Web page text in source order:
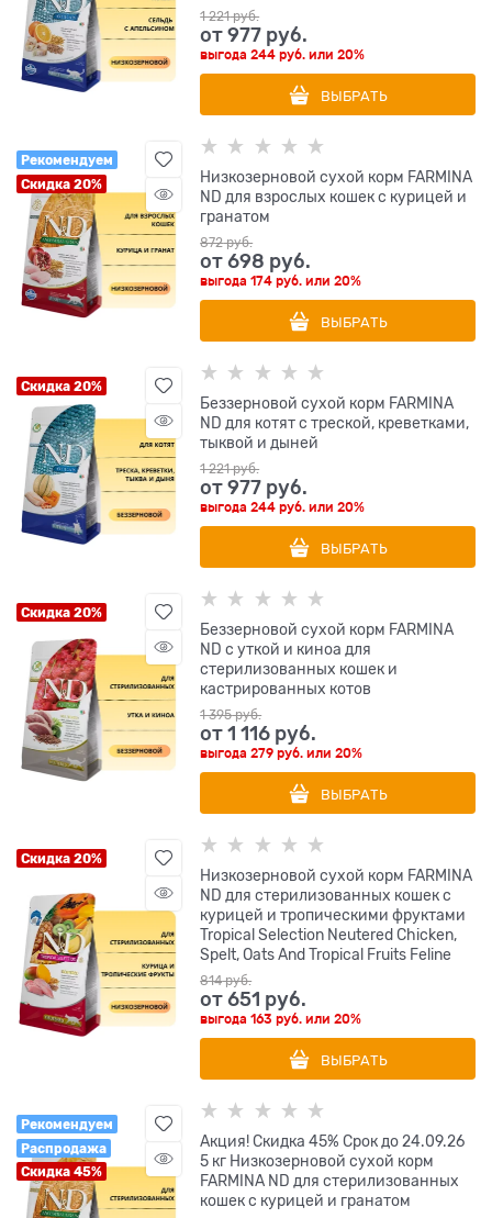
1 221 руб.
от977 руб.
выгода244 руб. или20%
ВЫБРАТЬ
Рекомендуем
Скидка 20%
Низкозерновой cухой корм FARMINA
ND для взрослых кошек с курицей и
гранатом
872 руб.
от698 руб.
выгода174 руб. или20%
ВЫБРАТЬ
Скидка 20%
Беззерновой cухой корм FARMINA
ND для котят с треской, креветками,
тыквой и дыней
1 221 руб.
от977 руб.
выгода244 руб. или20%
ВЫБРАТЬ
Скидка 20%
Беззерновой cухой корм FARMINA
ND с уткой и киноа для
стерилизованных кошек и
кастрированных котов
1 395 руб.
от1 116 руб.
выгода279 руб. или20%
ВЫБРАТЬ
Скидка 20%
Низкозерновой cухой корм FARMINA
ND для стерилизованных кошек с
курицей и тропическими фруктами
Tropical Selection Neutered Chicken,
Spelt, Oats And Tropical Fruits Feline
814 руб.
от651 руб.
выгода163 руб. или20%
ВЫБРАТЬ
Рекомендуем
Распродажа
Скидка 45%
Акция! Скидка 45% Срок до 24.09.26
5 кг Низкозерновой cухой корм
FARMINA ND для стерилизованных
кошек с курицей и гранатом